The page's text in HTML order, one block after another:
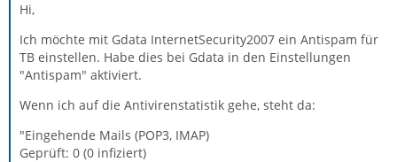
Hi,
Ich möchte mit Gdata InternetSecurity2007 ein Antispam für
TB einstellen. Habe dies bei Gdata in den Einstellungen
"Antispam" aktiviert.
Wenn ich auf die Antivirenstatistik gehe, steht da:
"Eingehende Mails (POP3, IMAP)
Geprüft: 0 (0 infiziert)